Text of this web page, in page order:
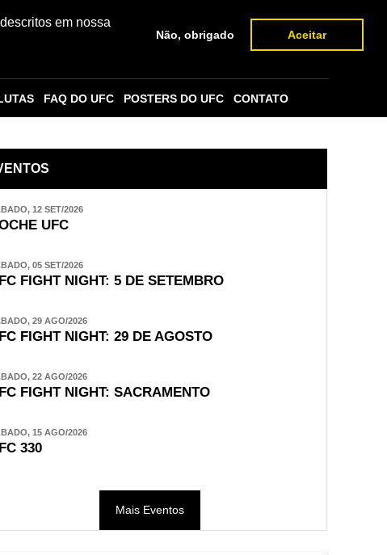
em nossa
Não, obrigado Aceitar
FAQ DO UFC POSTERS DO UFC CONTATO
12 SET/2026
UFC
05 SET/2026
FIGHT NIGHT: 5 DE SETEMBRO
29 AGO/2026
FIGHT NIGHT: 29 DE AGOSTO
22 AGO/2026
FIGHT NIGHT: SACRAMENTO
15 AGO/2026
330
Mais Eventos